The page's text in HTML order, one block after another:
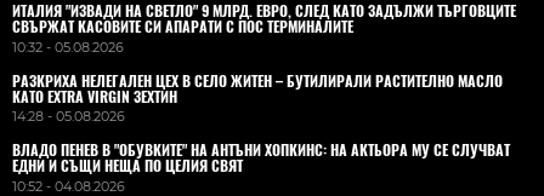
ИТАЛИЯ "ИЗВАДИ НА СВЕТЛО" 9 МЛРД. ЕВРО, СЛЕД КАТО ЗАДЪЛЖИ ТЪРГОВЦИТЕ
СВЪРЖАТ КАСОВИТЕ СИ АПАРАТИ С ПОС ТЕРМИНАЛИТЕ
10:32 - 05.08.2026
РАЗКРИХА НЕЛЕГАЛЕН ЦЕХ В СЕЛО ЖИТЕН – БУТИЛИРАЛИ РАСТИТЕЛНО МАСЛО
КАТО EXTRA VIRGIN ЗЕХТИН
14:28 - 05.08.2026
ВЛАДO ПЕНЕВ В "ОБУВКИТЕ" НА АНТЪНИ ХОПКИНС: НА АКТЬОРА МУ СЕ СЛУЧВАТ
ЕДНИ И СЪЩИ НЕЩА ПО ЦЕЛИЯ СВЯТ
10:52 - 04.08.2026